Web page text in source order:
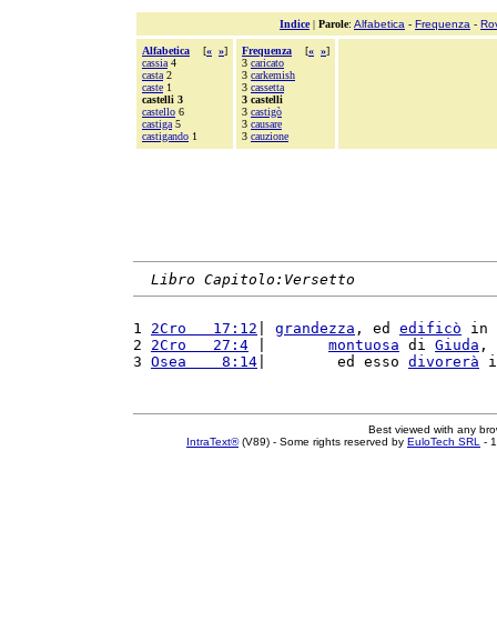
Indice| Parole: Alfabetica - Frequenza -
Alfabetica [« »]
cassia 4
casta 2
caste 1
castelli 3
castello 6
castiga 5
castigando 1
Frequenza [« »]
3 caricato
3 carkemish
3 cassetta
3 castelli
3 castigò
3 causare
3 cauzione
Libro Capitolo:Versetto
1 2Cro   17:12 grandezza , ed edificò in
2 2Cro   27:4 montuosa di Giuda ,
3 Osea    8:14 |        ed esso divorerà i
Best viewed with any
IntraText®(V89) - Some rights reserved by EuloTech SRL -